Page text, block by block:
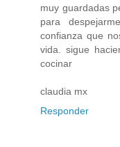
muy guardadas
para
confianza que
vida. sigue
cocinar
claudia mx
Responder